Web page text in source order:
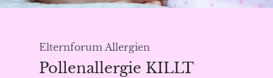
Elternforum Allergien
Pollenallergie KILLT